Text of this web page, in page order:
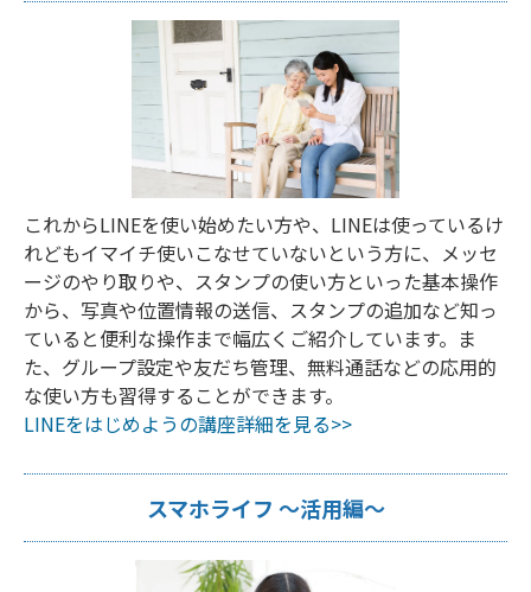
これからLINEを使い始めたい方や、LINEは使っているけ
れどもイマイチ使いこなせていないという方に、メッセ
ージのやり取りや、スタンプの使い方といった基本操作
から、写真や位置情報の送信、スタンプの追加など知っ
ていると便利な操作まで幅広くご紹介しています。ま
た、グループ設定や友だち管理、無料通話などの応用的
な使い方も習得することができます。
LINEをはじめようの講座詳細を見る>>
スマホライフ ～活用編～